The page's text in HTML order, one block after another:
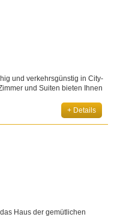
und verkehrsgünstig in City-
und Suiten bieten Ihnen
+ Details
Haus der gemütlichen